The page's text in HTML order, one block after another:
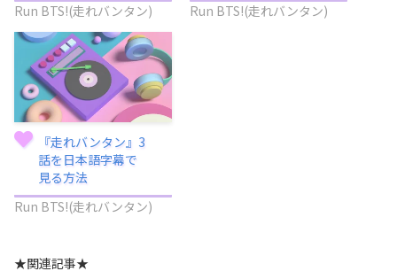
Run BTS!(走れバンタン)
Run BTS!(走れバンタン)
『走れバンタン』3
話を日本語字幕で
見る方法
Run BTS!(走れバンタン)
★関連記事★